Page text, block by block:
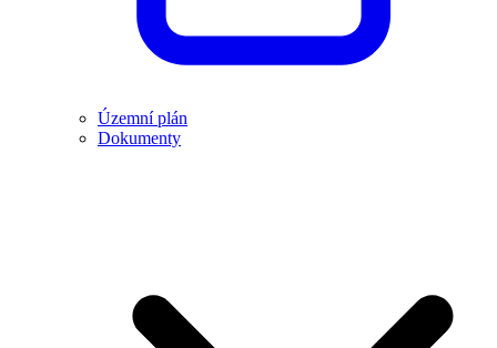
Územní plán
Dokumenty